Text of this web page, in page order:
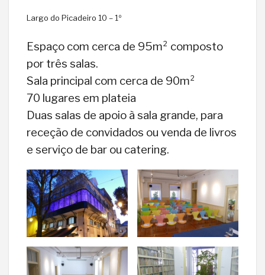
Largo do Picadeiro 10 – 1º
Espaço com cerca de 95m² composto
por três salas.
Sala principal com cerca de 90m²
70 lugares em plateia
Duas salas de apoio à sala grande, para
receção de convidados ou venda de livros
e serviço de bar ou catering.